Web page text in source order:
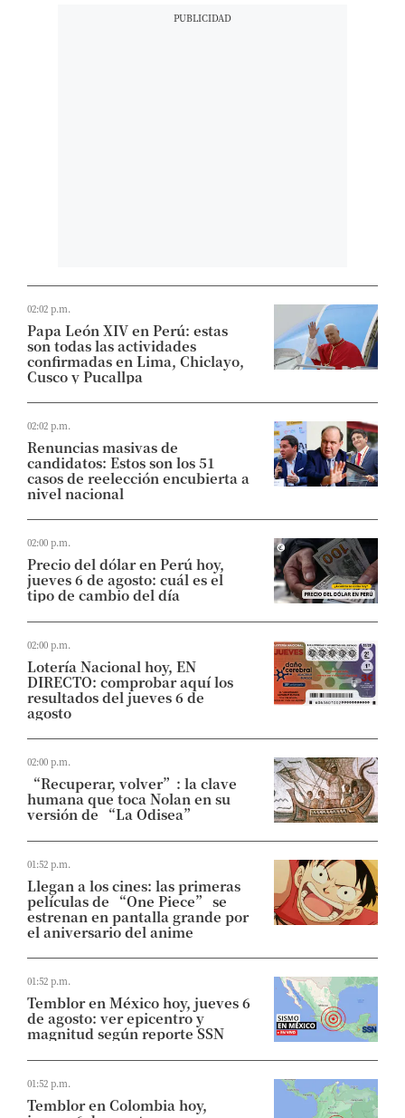
02:02 p.m.
Papa León XIV en Perú: estas
son todas las actividades
confirmadas en Lima, Chiclayo,
Cusco y Pucallpa
02:02 p.m.
Renuncias masivas de
candidatos: Estos son los 51
casos de reelección encubierta a
nivel nacional
02:00 p.m.
Precio del dólar en Perú hoy,
jueves 6 de agosto: cuál es el
tipo de cambio del día
02:00 p.m.
Lotería Nacional hoy, EN
DIRECTO: comprobar aquí los
resultados del jueves 6 de
agosto
02:00 p.m.
“Recuperar, volver”: la clave
humana que toca Nolan en su
versión de “La Odisea”
01:52 p.m.
Llegan a los cines: las primeras
películas de “One Piece” se
estrenan en pantalla grande por
el aniversario del anime
01:52 p.m.
Temblor en México hoy, jueves 6
de agosto: ver epicentro y
magnitud según reporte SSN
01:52 p.m.
Temblor en Colombia hoy,